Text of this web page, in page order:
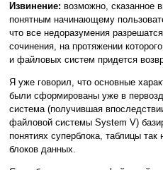
Извинение: возможно, сказанное
понятным начинающему
что все недоразумения
сочинения, на протяжении
и файловых систем придется
Я уже говорил, что основные
были сформированы уже в
система (получившая
файловой системы System V)
понятиях суперблока, таблицы
блоков данных.